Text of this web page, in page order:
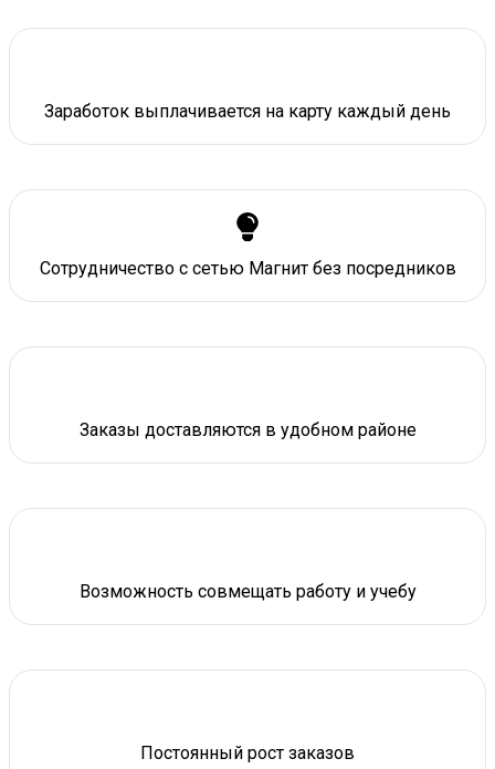
Заработок выплачивается на карту каждый день
Сотрудничество с сетью Магнит без посредников
Заказы доставляются в удобном районе
Возможность совмещать работу и учебу
Постоянный рост заказов